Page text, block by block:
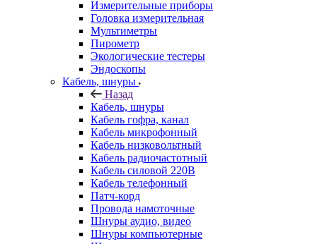
Измерительные приборы
Головка измерительная
Мультиметры
Пирометр
Экологические тестеры
Эндоскопы
Кабель, шнуры
Назад
Кабель, шнуры
Кабель гофра, канал
Кабель микрофонный
Кабель низковольтный
Кабель радиочастотный
Кабель силовой 220В
Кабель телефонный
Патч-корд
Провода намоточные
Шнуры аудио, видео
Шнуры компьютерные